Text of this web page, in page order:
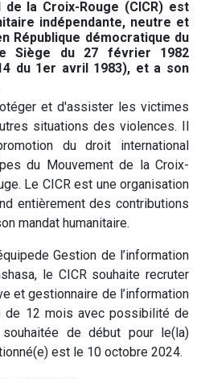
la Croix-Rouge (CICR) est
indépendante, neutre et
République démocratique du
Siège du 27 février 1982
du 1er avril 1983), et a son
et d'assister les victimes
situations des violences. Il
du droit international
du Mouvement de la Croix-
Le CICR est une organisation
entièrement des contributions
mandat humanitaire.
Gestion de l’information
le CICR souhaite recruter
et gestionnaire de l’information
de 12 mois avec possibilité de
de début pour le(la)
est le 10 octobre 2024.